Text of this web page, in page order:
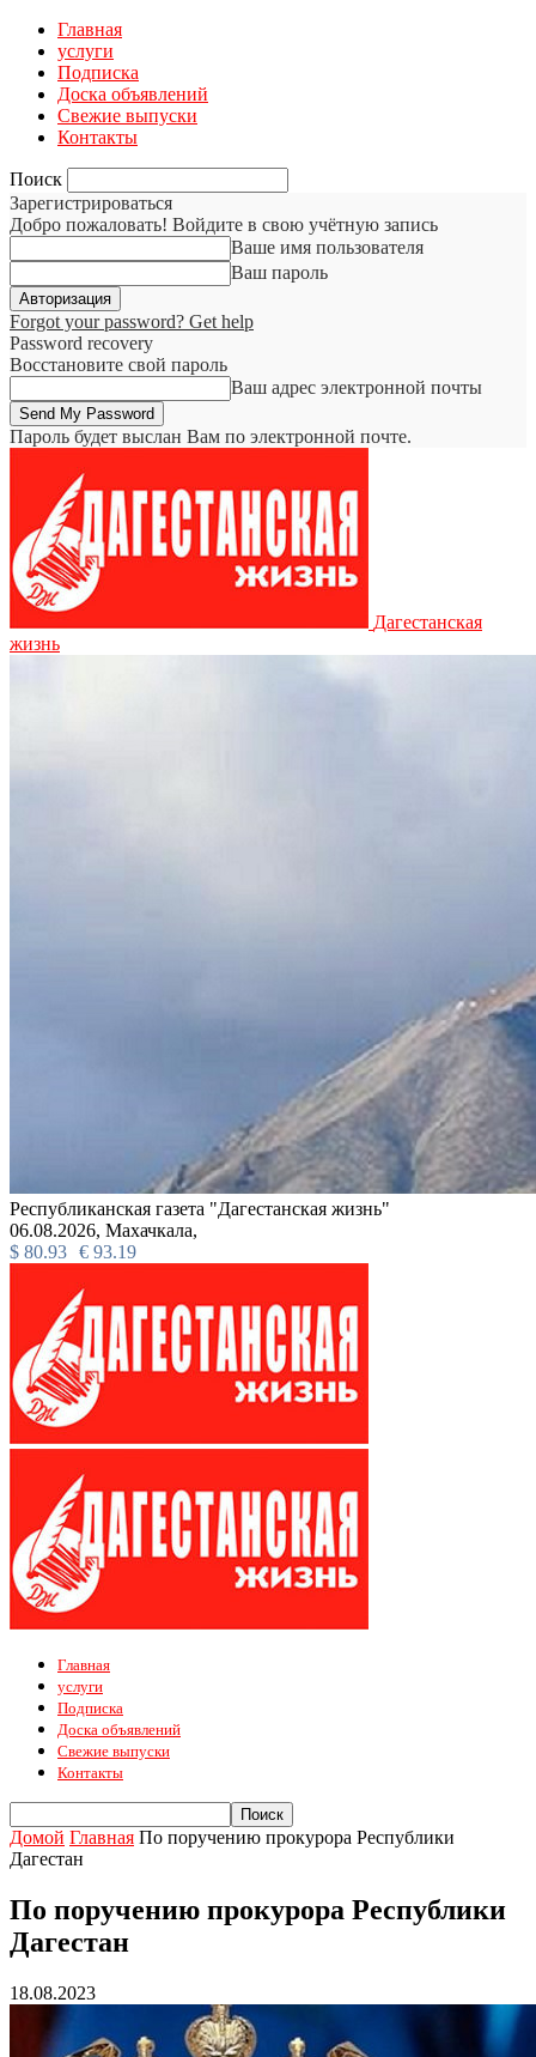
Главная
услуги
Подписка
Доска объявлений
Свежие выпуски
Контакты
Поиск
Зарегистрироваться
Добро пожаловать! Войдите в свою учётную запись
Ваше имя пользователя
Ваш пароль
Forgot your password? Get help
Password recovery
Восстановите свой пароль
Ваш адрес электронной почты
Пароль будет выслан Вам по электронной почте.
Дагестанская
жизнь
Республиканская газета "Дагестанская жизнь"
06.08.2026, Махачкала,
$ 80.93 € 93.19
Главная
услуги
Подписка
Доска объявлений
Свежие выпуски
Контакты
Домой Главная По поручению прокурора Республики
Дагестан
По поручению прокурора Республики
Дагестан
18.08.2023